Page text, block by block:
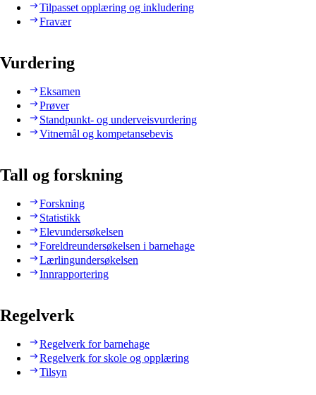
Tilpasset opplæring og inkludering
Fravær
Vurdering
Eksamen
Prøver
Standpunkt- og underveisvurdering
Vitnemål og kompetansebevis
Tall og forskning
Forskning
Statistikk
Elevundersøkelsen
Foreldreundersøkelsen i barnehage
Lærlingundersøkelsen
Innrapportering
Regelverk
Regelverk for barnehage
Regelverk for skole og opplæring
Tilsyn